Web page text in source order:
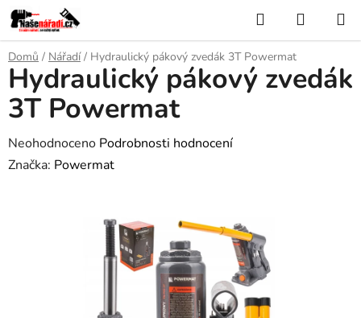
Přejít
na
obsah
Hledat
KOŠÍK
Domů / Nářadí / Hydraulický pákový zvedák 3T Powermat
Hydraulický pákový zvedák
3T Powermat
Průměrné
hodnocení
Neohodnoceno Podrobnosti hodnocení
Značka: Powermat